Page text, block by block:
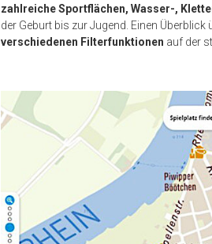
zahlreiche Sportflächen, Wasser-,
der Geburt bis zur Jugend. Einen
verschiedenen Filterfunktionen auf der